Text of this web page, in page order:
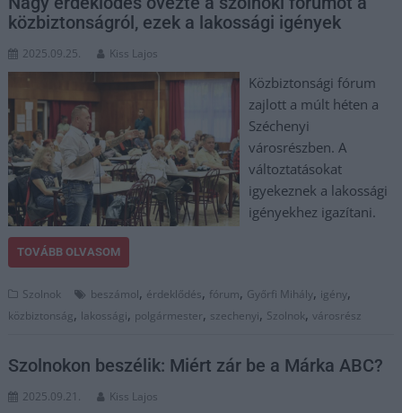
közbiztonságról, ezek a lakossági igények
2025.09.25. Kiss Lajos
Közbiztonsági fórum
zajlott a múlt héten a
Széchenyi
városrészben. A
változtatásokat
igyekeznek a lakossági
igényekhez igazítani.
TOVÁBB OLVASOM
Szolnok beszámol, érdeklődés, fórum, Győrfi Mihály, igény,
közbiztonság, lakossági, polgármester, szechenyi, Szolnok,városrész
Szolnokon beszélik: Miért zár be a Márka ABC?
2025.09.21. Kiss Lajos